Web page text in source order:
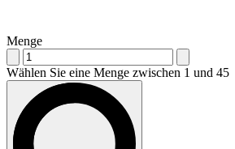
Menge
Wählen Sie eine Menge zwischen 1 und 45